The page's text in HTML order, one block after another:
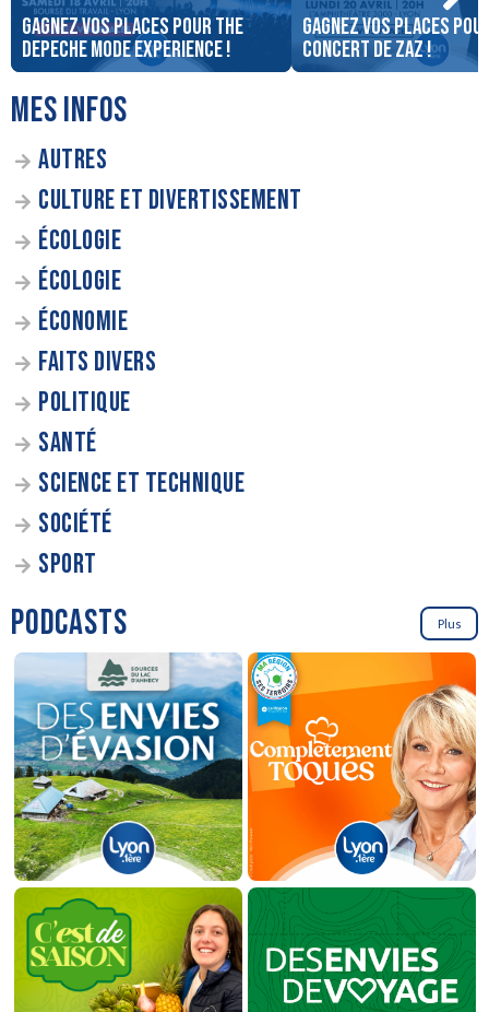
Gagnez vos places pour The
DEPECHE MODE EXPERIENCE !
Gagnez vos places
concert de ZAZ !
MES INFOS
AUTRES
CULTURE ET DIVERTISSEMENT
ÉCOLOGIE
ÉCOLOGIE
ÉCONOMIE
FAITS DIVERS
POLITIQUE
SANTÉ
SCIENCE ET TECHNIQUE
SOCIÉTÉ
SPORT
PODCASTS Plus